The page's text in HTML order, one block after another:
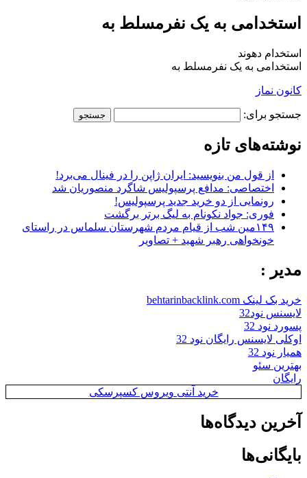
استخدامی به یک نفرمسلط به
استخدام دهوند
استخدامی به یک نفرمسلط به
کانون نماز
جستجو برای:
نوشته‌های تازه
از قول من بنویسید: ایران ژاپن را در فینال می‌برد!
اختصاصی: مدافع پرسپولیس شاگرد منصوریان شد
رونمایی از دو خرید جدید پرسپولیس!
فوری: جواد نکونام به لیگ برتر برگشت
۱۴۹مین شب از قیام مردم شهرستان سلماس در راستای
خونخواهی رهبر شهید + تصاویر
مدیر :
خرید بک لینک behtarinbacklink.com
لایسنس نود32
پسورد نود 32
اوکلی لایسنس رایگان نود 32
همیار نود 32
بهترین سئو
رایگان
خرید آنتی ویروس کسپرسکی
آخرین دیدگاه‌ها
بایگانی‌ها